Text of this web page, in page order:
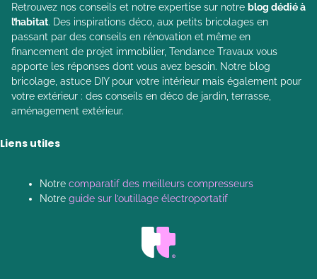
Retrouvez nos conseils et notre expertise sur notre blog dédié à
l’habitat. Des inspirations déco, aux petits bricolages en
passant par des conseils en rénovation et même en
financement de projet immobilier, Tendance Travaux vous
apporte les réponses dont vous avez besoin. Notre blog
bricolage, astuce DIY pour votre intérieur mais également pour
votre extérieur : des conseils en déco de jardin, terrasse,
aménagement extérieur.
Liens utiles
Notre comparatif des meilleurs compresseurs
Notre guide sur l’outillage électroportatif